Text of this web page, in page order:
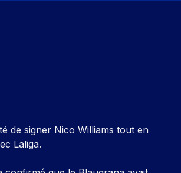
de signer Nico Williams tout en
Laliga.